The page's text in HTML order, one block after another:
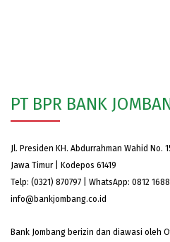
PT BPR BANK
Jl. Presiden KH. Abdurrahman Wahid No.
Jawa Timur | Kodepos 61419
Telp: (0321) 870797 | WhatsApp: 0812
info@bankjombang.co.id
Bank Jombang berizin dan diawasi oleh